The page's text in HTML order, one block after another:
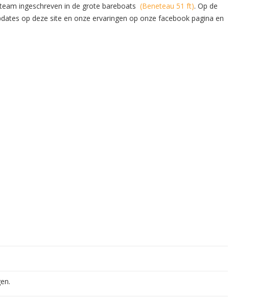
ingeschreven in de grote bareboats (Beneteau 51 ft). Op de
op deze site en onze ervaringen op onze facebook pagina en